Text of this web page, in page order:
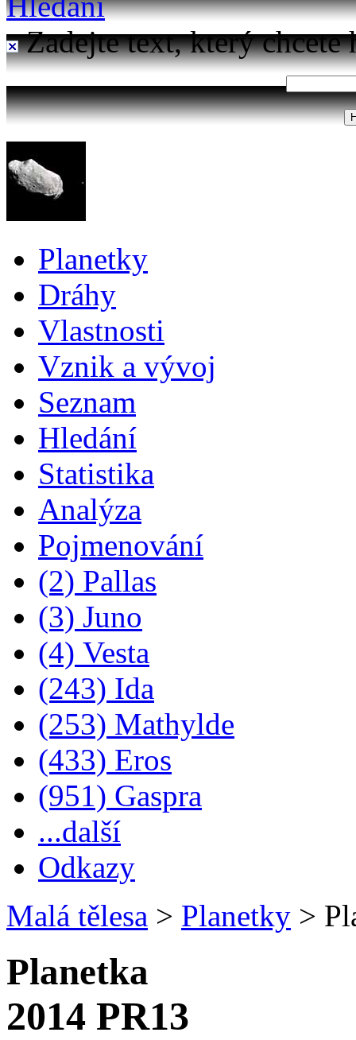
Zadejte text, který chcete
Planetky
Dráhy
Vlastnosti
Vznik a vývoj
Seznam
Hledání
Statistika
Analýza
Pojmenování
(2) Pallas
(3) Juno
(4) Vesta
(243) Ida
(253) Mathylde
(433) Eros
(951) Gaspra
...další
Odkazy
Malá tělesa > Planetky >
Planetka
2014 PR13